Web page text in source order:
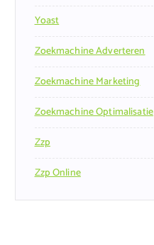
Yoast
Zoekmachine Adverteren
Zoekmachine Marketing
Zoekmachine Optimalisatie
Zzp
Zzp Online